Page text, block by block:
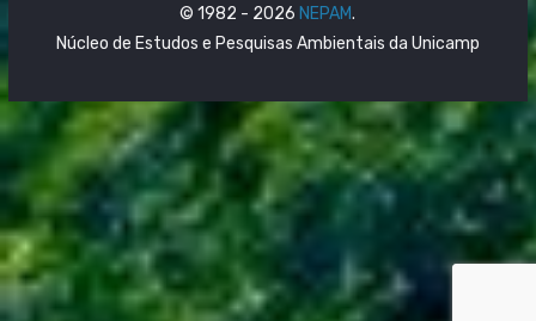
© 1982 - 2026 NEPAM.
Núcleo de Estudos e Pesquisas Ambientais da Unicamp